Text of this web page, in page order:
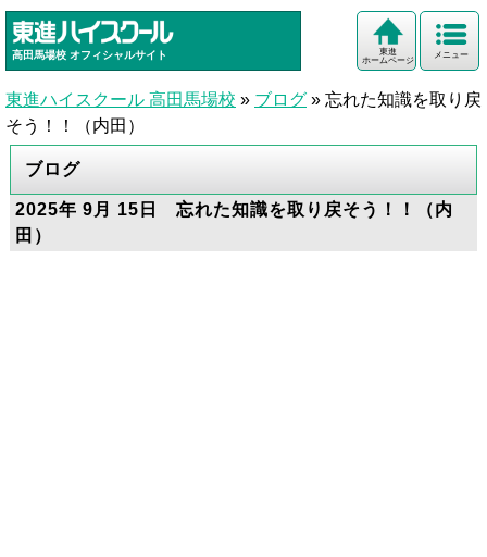
高田馬場校 オフィシャルサイト メニュー
東進
ホームページ
東進ハイスクール 高田馬場校 » ブログ » 忘れた知識を取り戻
そう！！（内田）
ブログ
2025年 9月 15日 忘れた知識を取り戻そう！！（内
田）